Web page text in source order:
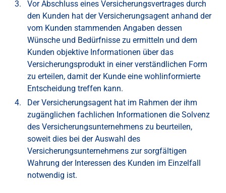
Vor Abschluss eines Versicherungsvertrages durch
den Kunden hat der Versicherungsagent anhand der
vom Kunden stammenden Angaben dessen
Wünsche und Bedürfnisse zu ermitteln und dem
Kunden objektive Informationen über das
Versicherungsprodukt in einer verständlichen Form
zu erteilen, damit der Kunde eine wohlinformierte
Entscheidung treffen kann.
Der Versicherungsagent hat im Rahmen der ihm
zugänglichen fachlichen Informationen die Solvenz
des Versicherungsunternehmens zu beurteilen,
soweit dies bei der Auswahl des
Versicherungsunternehmens zur sorgfältigen
Wahrung der Interessen des Kunden im Einzelfall
notwendig ist.